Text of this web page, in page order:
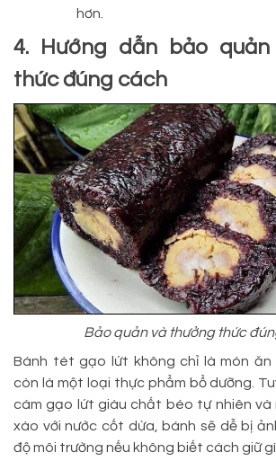
hơn.
4. Hướng dẫn bảo
thức đúng cách
Bảo quản và thưởng thức
Bánh tét gạo lứt không chỉ là món ăn
còn là một loại thực phẩm bổ dưỡng.
cám gạo lứt giàu chất béo tự nhiên và
xào với nước cốt dừa, bánh sẽ dễ bị
độ môi trường nếu không biết cách giữ